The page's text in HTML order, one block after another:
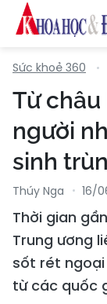
Sức khoẻ 360
Từ châu
người
sinh
Thúy Nga 16/
Thời gian
Trung ương
sốt rét ngoại
từ các quốc